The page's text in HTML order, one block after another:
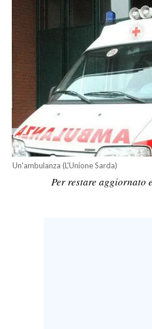
POLITICA
ECONOMIA
SERVIZI ALLE IMPRESE
LAVORO
Un'ambulanza (L'Unione Sarda)
Per restare aggiornato